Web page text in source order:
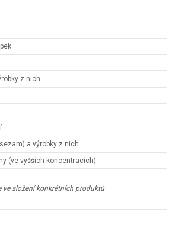
z nich
a výrobky z nich
(ve vyšších koncentracích)
ve složení konkrétních produktů